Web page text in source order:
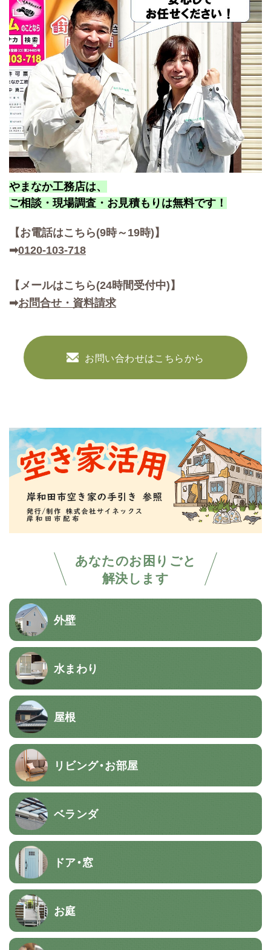
あなたのお困りごと
解決します
外壁
水まわり
屋根
リビング・お部屋
ベランダ
ドア・窓
お庭
やまなか工務店は、
ご相談・現場調査・お見積もりは無料です！
【お電話はこちら(9時～19時)】
➡0120-103-718
【メールはこちら(24時間受付中)】
➡お問合せ・資料請求
お問い合わせはこちらから